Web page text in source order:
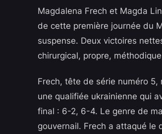
Magdalena Frech et Magda
de cette première journée du
suspense. Deux victoires
chirurgical, propre,
Frech, tête de série numéro 5,
une qualifiée ukrainienne qui
final : 6-2, 6-4. Le genre de
gouvernail. Frech a attaqué le